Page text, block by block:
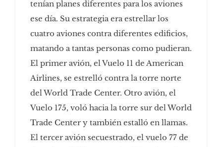
tenían planes diferentes para los aviones
ese día. Su estrategia era estrellar los
cuatro aviones contra diferentes edificios,
matando a tantas personas como pudieran.
El primer avión, el Vuelo 11 de American
Airlines, se estrelló contra la torre norte
del World Trade Center. Otro avión, el
Vuelo 175, voló hacia la torre sur del World
Trade Center y también estalló en llamas.
El tercer avión secuestrado, el vuelo 77 de